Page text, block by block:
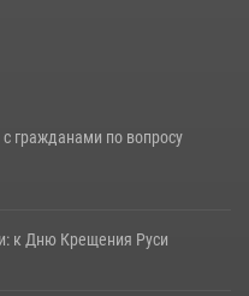
гражданами по вопросу
к Дню Крещения Руси